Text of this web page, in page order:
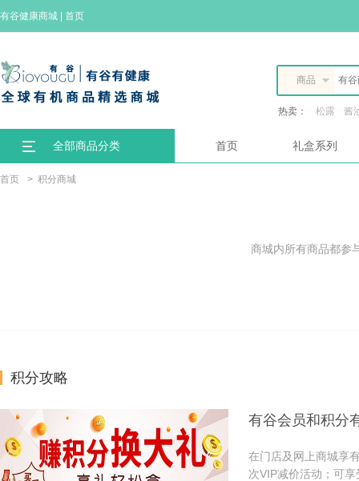
有谷健康商城 首页
商品
热卖： 松露 酱
全部商品分类 首页 礼盒系列
首页 > 积分商城
商城内所有商品都参
积分攻略
有谷会员和积分
在门店及网上商城享
次VIP减价活动；可